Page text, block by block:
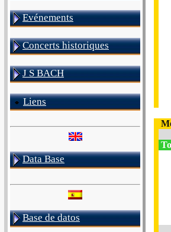
Evénements
Concerts historiques
J S BACH
Liens
Data Base
Base de datos